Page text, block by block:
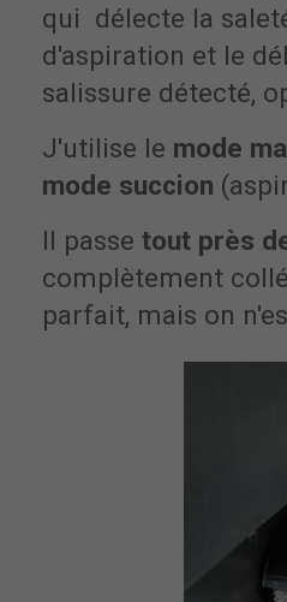
qui délecte la
d'aspiration et le
salissure détecté,
J'utilise le mode
mode succion
Il passe tout près
complètement
parfait, mais on